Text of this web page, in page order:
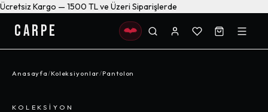
Ücretsiz Kargo — 1500 TL ve Üzeri Siparişlerde
CARPE
Anasayfa/Koleksiyonlar/Pantolon
KOLEKSIYON